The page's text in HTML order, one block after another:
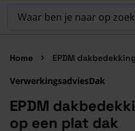
Home
VerwerkingsadviesDak
EPDM
op een plat dak